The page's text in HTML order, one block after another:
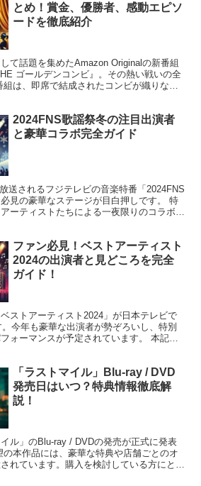
とめ！賞金、優勝者、感動エピソ
ードを徹底紹介
て話題を集めたAmazon Originalの新番組
ゴールデンコンビ』。その熱い戦いの全
は、即席で結成されたコンビが織りなす
2024FNS歌謡祭冬の注目出演者
と豪華コラボ完全ガイド
送されるフジテレビの音楽特番「2024FNS
見の豪華なステージが目白押しです。 特
ーティストたちによる一夜限りのコラボレ
ファン必見！ベストアーティスト
2024の出演者と見どころを完全
ガイド！
ストアーティスト2024」が日本テレビで
今年も豪華な出演者が勢ぞろいし、特別
ォーマンスが予定されています。 本記事
「ラストマイル」Blu-ray / DVD
発売日はいつ？特典情報徹底解
説！
ル」のBlu-ray / DVDの発売が正式に発表
本作品には、豪華な特典や店舗ごとのオ
れています。購入を検討している方にとっ